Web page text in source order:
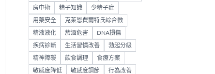
房中術 精子知識 少精子症
用藥安全 克萊恩費爾特氏綜合徵
精液液化 菸酒危害 DNA損傷
疾病診斷 生活習慣改善 勃起分級
精神障礙 飲食調理 食療方案
敏感度降低 敏感度調節 行為改善